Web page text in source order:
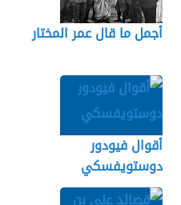
أجمل ما قال عمر المختار
أقوال فيودور
دوستويفسكي